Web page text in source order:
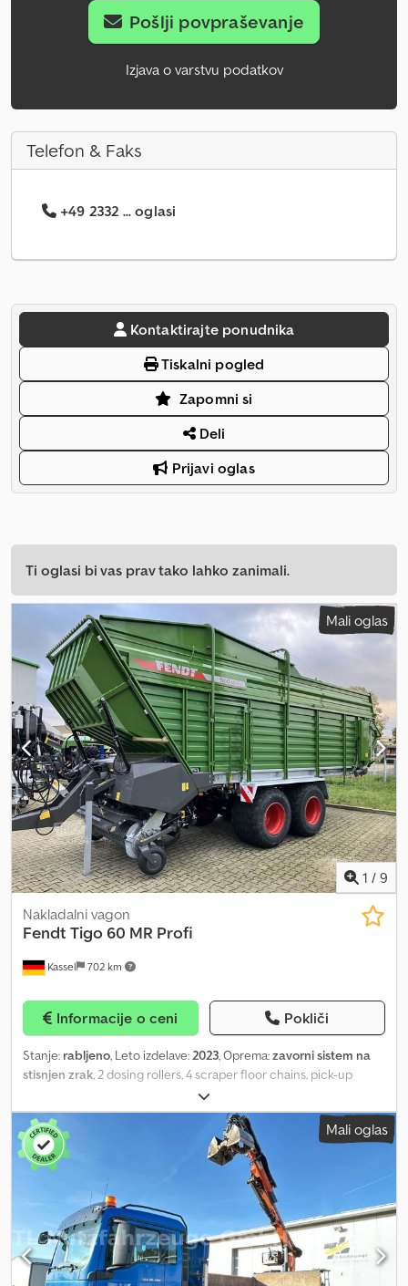
Pošlji povpraševanje
Izjava o varstvu podatkov
Telefon & Faks
+49 2332 ... oglasi
Kontaktirajte ponudnika
Tiskalni pogled
Zapomni si
Deli
Prijavi oglas
Ti oglasi bi vas prav tako lahko zanimali.
Mali oglas
1 / 9
Kassel 702 km
Nakladalni vagon
Fendt Tigo 60 MR Profi
Informacije o ceni Pokliči
Stanje: rabljeno, Leto izdelave:2023, Oprema:zavorni sistem na
stisnjen zrak, 2 dosing rollers, 4 scraper floor chains, pick-up
feeler roller, wagon center load sensing / control line BG2, load
sensing BG4, 2-speed scraper floor motor, work lights / 3 x LED,
side-mounted swing-out knife frame, access door to the loading
area, ISO / BUS control Cedpfxetlq E Sj Abusha
Mali oglas